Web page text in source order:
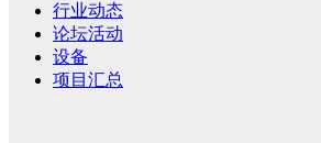
行业动态
论坛活动
设备
项目汇总